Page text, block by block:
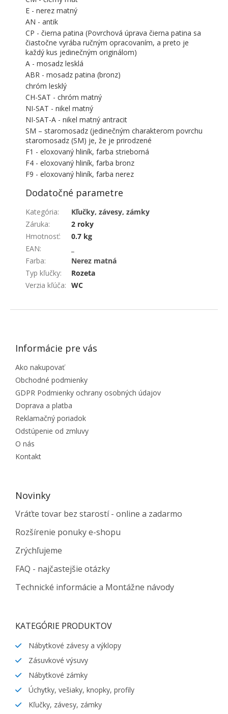
E - nerez matný
AN - antik
CP - čierna patina (Povrchová úprava čierna patina sa
čiastočne vyrába ručným opracovaním, a preto je
každý kus jedinečným originálom)
A - mosadz lesklá
ABR - mosadz patina (bronz)
chróm lesklý
CH-SAT - chróm matný
NI-SAT - nikel matný
NI-SAT-A - nikel matný antracit
SM – staromosadz (jedinečným charakterom povrchu
staromosadz (SM) je, že je prirodzené
F1 - eloxovaný hliník, farba strieborná
F4 - eloxovaný hliník, farba bronz
F9 - eloxovaný hliník, farba nerez
Dodatočné parametre
Kategória:
Kľučky, závesy, zámky
Záruka:
2 roky
Hmotnosť:
0.7 kg
EAN:
Farba:
Nerez matná
Typ kľučky:
Rozeta
Verzia kľúča: WC
ZÁPÄTIE
Informácie pre vás
Ako nakupovať
Obchodné podmienky
GDPR Podmienky ochrany osobných údajov
Doprava a platba
Reklamačný poriadok
Odstúpenie od zmluvy
O nás
Kontakt
Novinky
Vráťte tovar bez starostí - online a zadarmo
Rozšírenie ponuky e-shopu
Zrýchľujeme
FAQ - najčastejšie otázky
Technické informácie a Montážne návody
KATEGÓRIE PRODUKTOV
Nábytkové závesy a výklopy
Zásuvkové výsuvy
Nábytkové zámky
Úchytky, vešiaky, knopky, profily
Kľučky, závesy, zámky